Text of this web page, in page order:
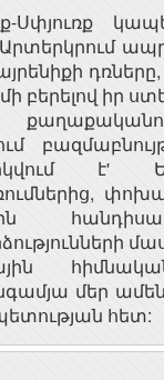
Սփյուռք
բերելով իր
է'
մեր
հետ: